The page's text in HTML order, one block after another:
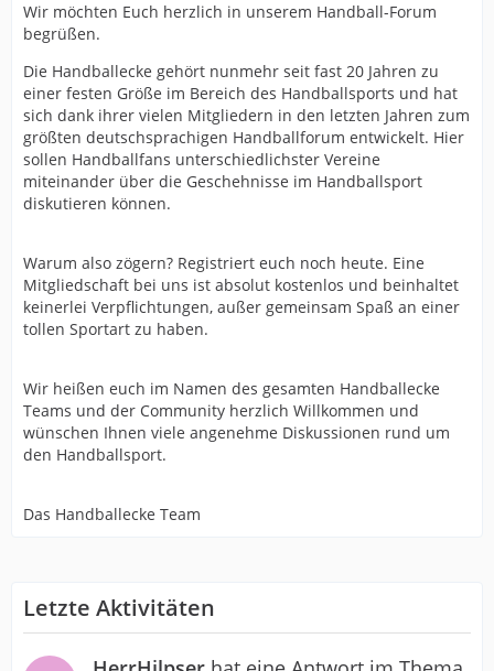
Wir möchten Euch herzlich in unserem Handball-Forum
begrüßen.
Die Handballecke gehört nunmehr seit fast 20 Jahren zu
einer festen Größe im Bereich des Handballsports und hat
sich dank ihrer vielen Mitgliedern in den letzten Jahren zum
größten deutschsprachigen Handballforum entwickelt. Hier
sollen Handballfans unterschiedlichster Vereine
miteinander über die Geschehnisse im Handballsport
diskutieren können.
Warum also zögern? Registriert euch noch heute. Eine
Mitgliedschaft bei uns ist absolut kostenlos und beinhaltet
keinerlei Verpflichtungen, außer gemeinsam Spaß an einer
tollen Sportart zu haben.
Wir heißen euch im Namen des gesamten Handballecke
Teams und der Community herzlich Willkommen und
wünschen Ihnen viele angenehme Diskussionen rund um
den Handballsport.
Das Handballecke Team
Letzte Aktivitäten